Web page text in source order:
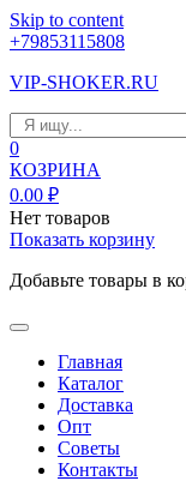
Skip to content
+79853115808
VIP-SHOKER.RU
0
КОЗРИНА
0.00 ₽
Нет товаров
Показать корзину
Добавьте товары в
Главная
Каталог
Доставка
Опт
Советы
Контакты